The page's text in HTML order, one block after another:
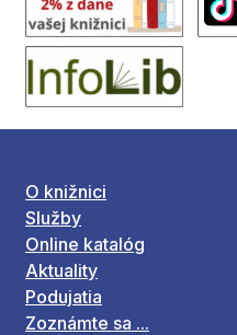
O knižnici
Služby
Online katalóg
Aktuality
Podujatia
Zoznámte sa ...